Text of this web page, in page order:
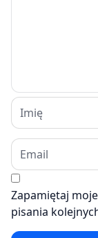
Zapamiętaj
pisania